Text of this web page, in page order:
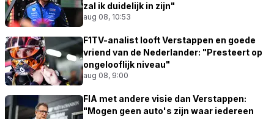
zal ik duidelijk in zijn"
aug 08, 10:53
F1TV-analist looft Verstappen en goede
vriend van de Nederlander: "Presteert op
ongelooflijk niveau"
aug 08, 9:00
FIA met andere visie dan Verstappen:
"Mogen geen auto's zijn waar iedereen